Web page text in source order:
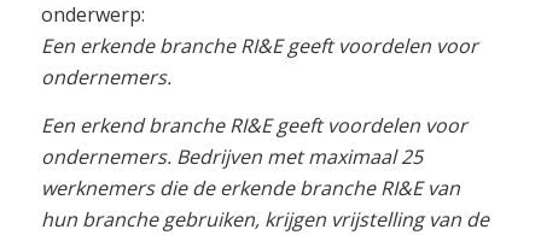
onderwerp:
Een erkende branche RI&E geeft voordelen voor
ondernemers.
Een erkend branche RI&E geeft voordelen voor
ondernemers. Bedrijven met maximaal 25
werknemers die de erkende branche RI&E van
hun branche gebruiken, krijgen vrijstelling van de